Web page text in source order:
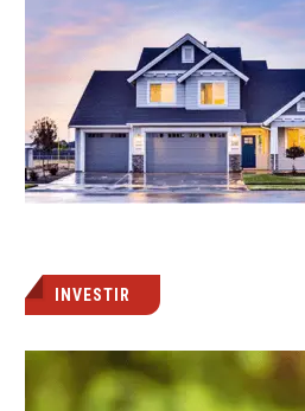
INVESTIR